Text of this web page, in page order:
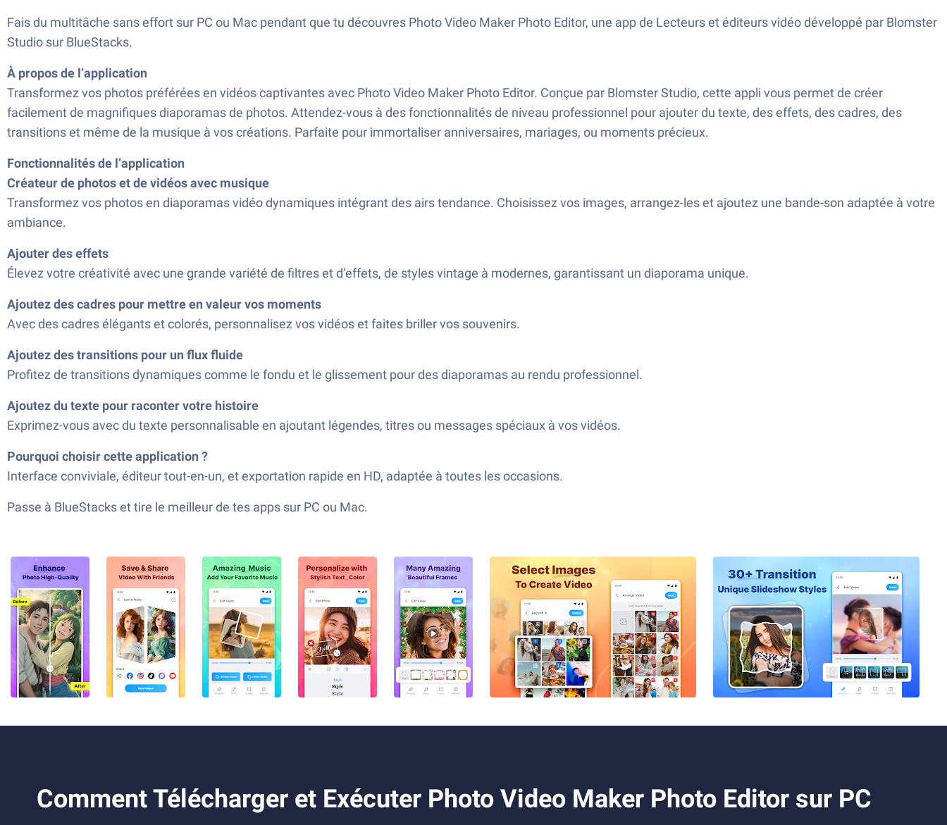
Fais du multitâche sans effort sur PC ou Mac pendant que tu découvres Photo Video Maker Photo Editor, une app de Lecteurs et éditeurs vidéo développé par Blomster
Studio sur BlueStacks.
À propos de l’application
Transformez vos photos préférées en vidéos captivantes avec Photo Video Maker Photo Editor. Conçue par Blomster Studio, cette appli vous permet de créer
facilement de magnifiques diaporamas de photos. Attendez-vous à des fonctionnalités de niveau professionnel pour ajouter du texte, des effets, des cadres, des
transitions et même de la musique à vos créations. Parfaite pour immortaliser anniversaires, mariages, ou moments précieux.
Fonctionnalités de l’application
Créateur de photos et de vidéos avec musique
Transformez vos photos en diaporamas vidéo dynamiques intégrant des airs tendance. Choisissez vos images, arrangez-les et ajoutez une bande-son adaptée à votre
ambiance.
Ajouter des effets
Élevez votre créativité avec une grande variété de filtres et d’effets, de styles vintage à modernes, garantissant un diaporama unique.
Ajoutez des cadres pour mettre en valeur vos moments
Avec des cadres élégants et colorés, personnalisez vos vidéos et faites briller vos souvenirs.
Ajoutez des transitions pour un flux fluide
Profitez de transitions dynamiques comme le fondu et le glissement pour des diaporamas au rendu professionnel.
Ajoutez du texte pour raconter votre histoire
Exprimez-vous avec du texte personnalisable en ajoutant légendes, titres ou messages spéciaux à vos vidéos.
Pourquoi choisir cette application ?
Interface conviviale, éditeur tout-en-un, et exportation rapide en HD, adaptée à toutes les occasions.
Passe à BlueStacks et tire le meilleur de tes apps sur PC ou Mac.
Comment Télécharger et Exécuter Photo Video Maker Photo Editor sur PC